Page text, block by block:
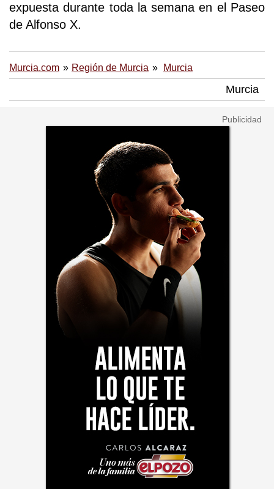
expuesta durante toda la semana en el Paseo
de Alfonso X.
Murcia.com Región de Murcia Murcia
Murcia